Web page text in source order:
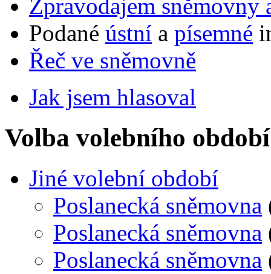
Zpravodajem
Podané ústní a písemné
Řeč ve sněmovně
Jak jsem hlasoval
Volba volebního období
Jiné volební období
Poslanecká sněmovna
Poslanecká sněmovna
Poslanecká sněmovna